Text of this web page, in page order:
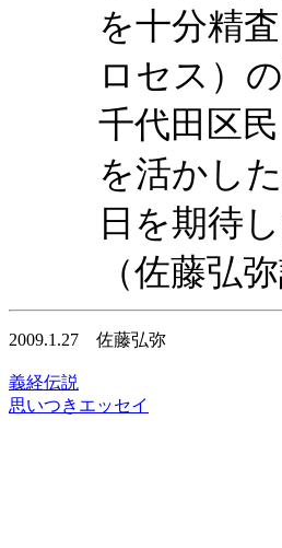
を十分精
ロセス）
千代田区
を活かし
日を期待し
（佐藤弘弥
2009.1.27 佐藤弘弥
義経伝説
思いつきエッセイ